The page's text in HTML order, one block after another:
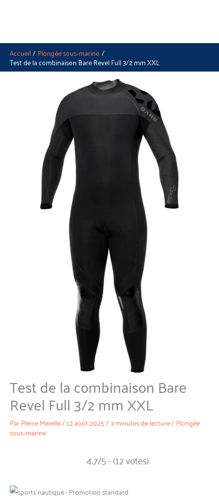
Accueil Plongée sous-marine
Test de la combinaison Bare Revel Full 3/2 mm XXL
Test de la combinaison Bare
Revel Full 3/2 mm XXL
ParPierre Merelle/12 août 2025/3 minutes de lecture/Plongée
sous-marine
4.7/5 - (12 votes)